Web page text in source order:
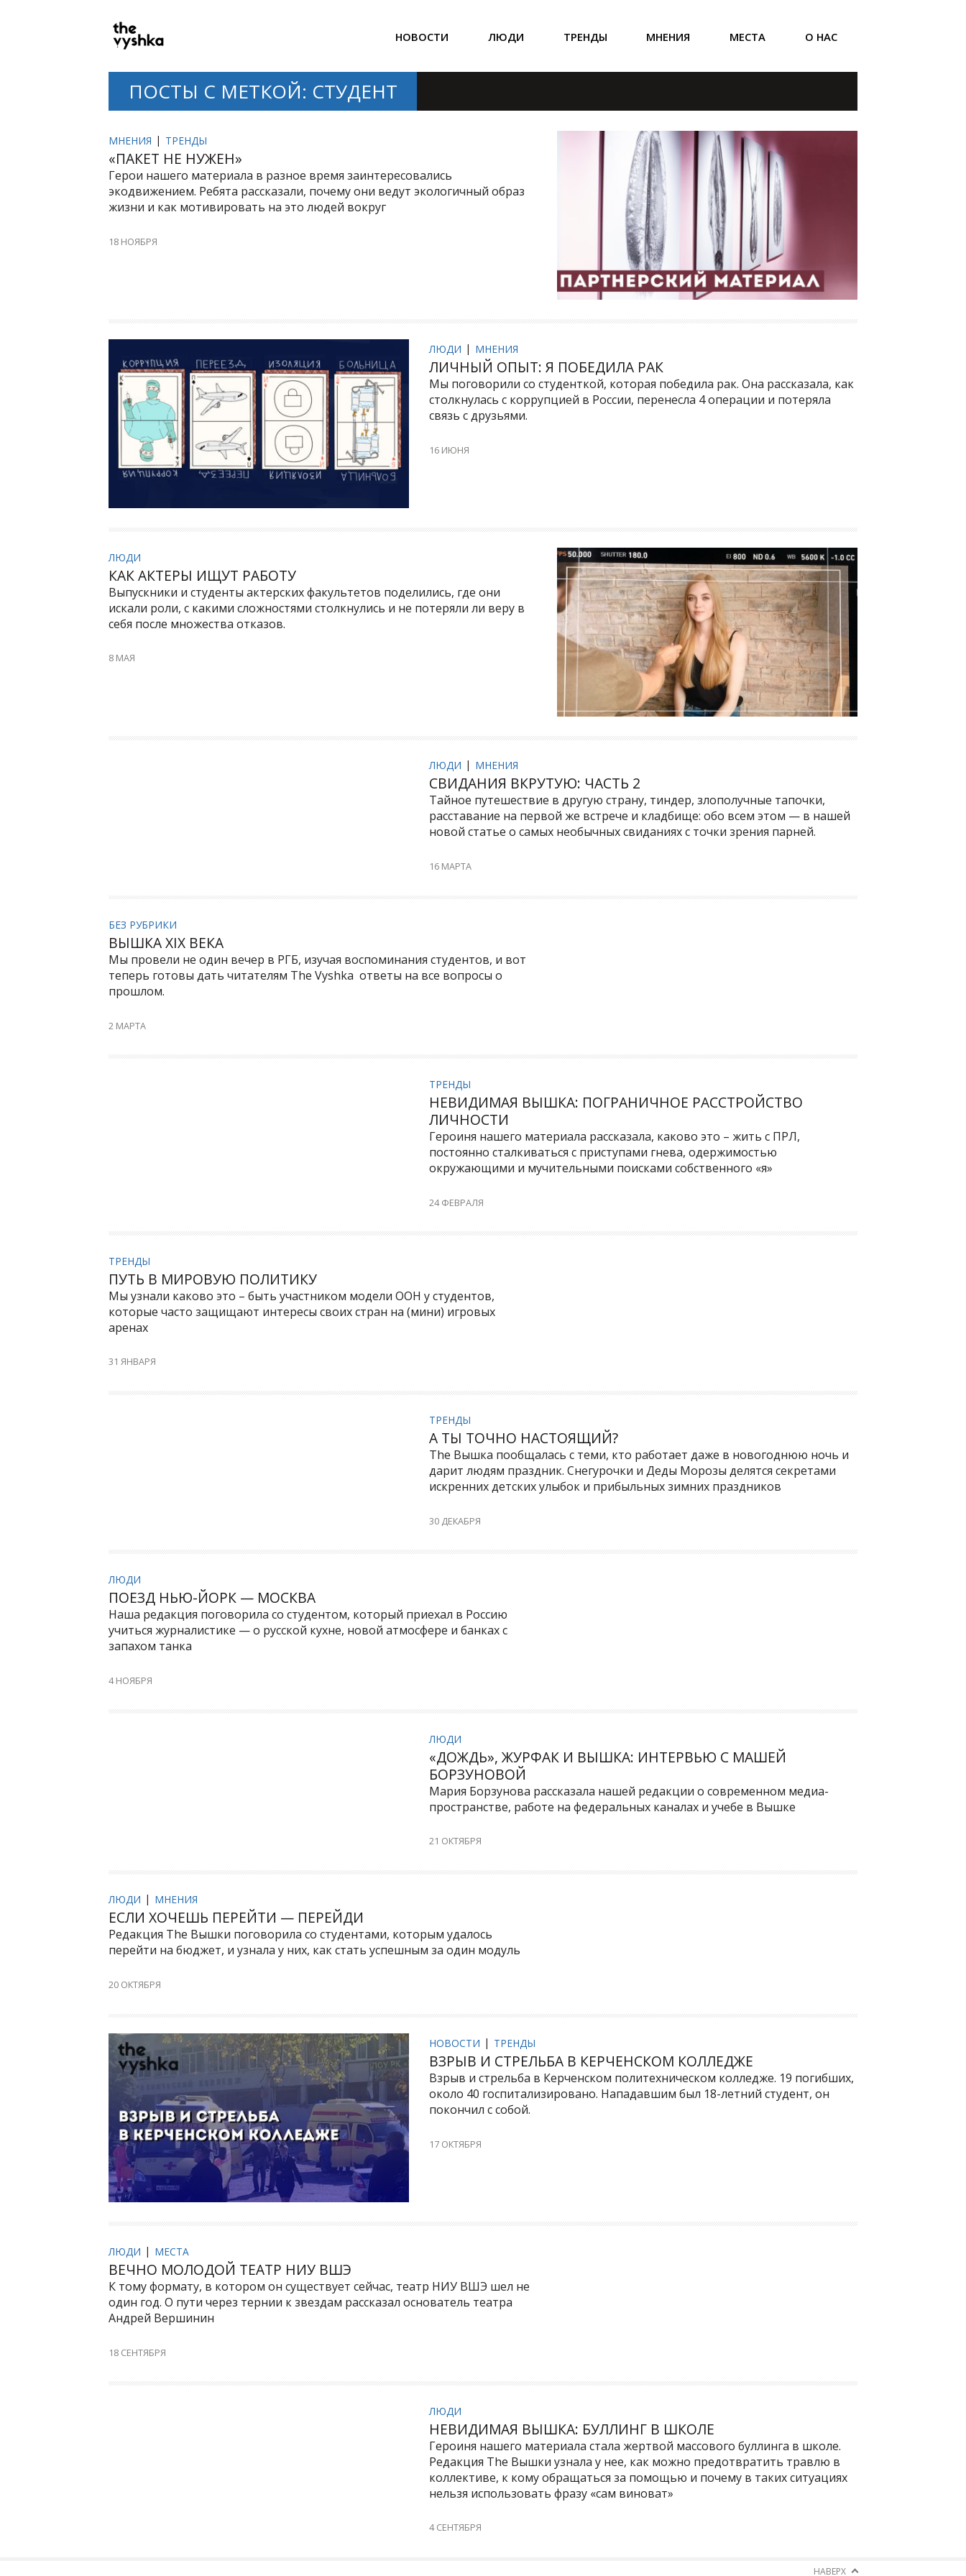
PRIMARY
NAVIGATION НОВОСТИ ЛЮДИ ТРЕНДЫ МНЕНИЯ МЕСТА О НАС
ПОСТЫ С МЕТКОЙ: СТУДЕНТ
МНЕНИЯ ТРЕНДЫ
«ПАКЕТ НЕ НУЖЕН»
Герои нашего материала в разное время заинтересовались
экодвижением. Ребята рассказали, почему они ведут экологичный образ
жизни и как мотивировать на это людей вокруг
18 НОЯБРЯ
ЛЮДИ МНЕНИЯ
ЛИЧНЫЙ ОПЫТ: Я ПОБЕДИЛА РАК
Мы поговорили со студенткой, которая победила рак. Она рассказала, как
столкнулась с коррупцией в России, перенесла 4 операции и потеряла
связь с друзьями.
16 ИЮНЯ
ЛЮДИ
КАК АКТЕРЫ ИЩУТ РАБОТУ
Выпускники и студенты актерских факультетов поделились, где они
искали роли, с какими сложностями столкнулись и не потеряли ли веру в
себя после множества отказов.
8 МАЯ
ЛЮДИ МНЕНИЯ
СВИДАНИЯ ВКРУТУЮ: ЧАСТЬ 2
Тайное путешествие в другую страну, тиндер, злополучные тапочки,
расставание на первой же встрече и кладбище: обо всем этом — в нашей
новой статье о самых необычных свиданиях с точки зрения парней.
16 МАРТА
БЕЗ РУБРИКИ
ВЫШКА XIX ВЕКА
Мы провели не один вечер в РГБ, изучая воспоминания студентов, и вот
теперь готовы дать читателям The Vyshka ответы на все вопросы о
прошлом.
2 МАРТА
ТРЕНДЫ
НЕВИДИМАЯ ВЫШКА: ПОГРАНИЧНОЕ РАССТРОЙСТВО
ЛИЧНОСТИ
Героиня нашего материала рассказала, каково это – жить с ПРЛ,
постоянно сталкиваться с приступами гнева, одержимостью
окружающими и мучительными поисками собственного «я»
24 ФЕВРАЛЯ
ТРЕНДЫ
ПУТЬ В МИРОВУЮ ПОЛИТИКУ
Мы узнали каково это – быть участником модели ООН у студентов,
которые часто защищают интересы своих стран на (мини) игровых
аренах
31 ЯНВАРЯ
ТРЕНДЫ
А ТЫ ТОЧНО НАСТОЯЩИЙ?
The Вышка пообщалась с теми, кто работает даже в новогоднюю ночь и
дарит людям праздник. Снегурочки и Деды Морозы делятся секретами
искренних детских улыбок и прибыльных зимних праздников
30 ДЕКАБРЯ
ЛЮДИ
ПОЕЗД НЬЮ-ЙОРК — МОСКВА
Наша редакция поговорила со студентом, который приехал в Россию
учиться журналистике — о русской кухне, новой атмосфере и банках с
запахом танка
4 НОЯБРЯ
ЛЮДИ
«ДОЖДЬ», ЖУРФАК И ВЫШКА: ИНТЕРВЬЮ С МАШЕЙ
БОРЗУНОВОЙ
Мария Борзунова рассказала нашей редакции о современном медиа-
пространстве, работе на федеральных каналах и учебе в Вышке
21 ОКТЯБРЯ
ЛЮДИ МНЕНИЯ
ЕСЛИ ХОЧЕШЬ ПЕРЕЙТИ — ПЕРЕЙДИ
Редакция The Вышки поговорила со студентами, которым удалось
перейти на бюджет, и узнала у них, как стать успешным за один модуль
20 ОКТЯБРЯ
НОВОСТИ ТРЕНДЫ
ВЗРЫВ И СТРЕЛЬБА В КЕРЧЕНСКОМ КОЛЛЕДЖЕ
Взрыв и стрельба в Керченском политехническом колледже. 19 погибших,
около 40 госпитализировано. Нападавшим был 18-летний студент, он
покончил с собой.
17 ОКТЯБРЯ
ЛЮДИ МЕСТА
ВЕЧНО МОЛОДОЙ ТЕАТР НИУ ВШЭ
К тому формату, в котором он существует сейчас, театр НИУ ВШЭ шел не
один год. О пути через тернии к звездам рассказал основатель театра
Андрей Вершинин
18 СЕНТЯБРЯ
ЛЮДИ
НЕВИДИМАЯ ВЫШКА: БУЛЛИНГ В ШКОЛЕ
Героиня нашего материала стала жертвой массового буллинга в школе.
Редакция The Вышки узнала у нее, как можно предотвратить травлю в
коллективе, к кому обращаться за помощью и почему в таких ситуациях
нельзя использовать фразу «сам виноват»
4 СЕНТЯБРЯ
НАВЕРХ